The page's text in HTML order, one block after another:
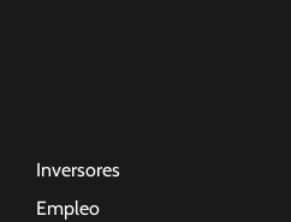
Inversores
Empleo